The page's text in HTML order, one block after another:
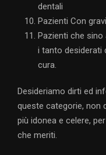
dentali
Pazienti Con
Pazienti che
i tanto desiderati
cura.
Desideriamo dirti ed
queste categorie, non
più idonea e celere,
che meriti.